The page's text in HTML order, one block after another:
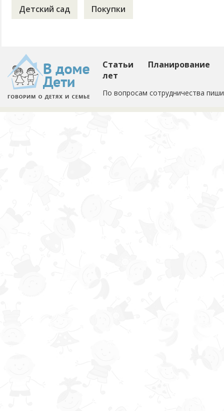
Детский сад Покупки
Статьи
Планирование
лет
По вопросам сотрудничества